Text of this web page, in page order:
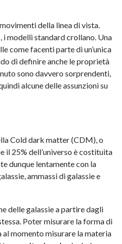
della linea di vista.
i modelli standard crollano. Una
come facenti parte di un’unica
di definire anche le proprietà
sono davvero sorprendenti,
alcune delle assunzioni su
Cold dark matter (CDM), o
il 25% dell’universo è costituita
dunque lentamente con la
ammassi di galassie e
delle galassie a partire dagli
Poter misurare la forma di
momento misurare la materia